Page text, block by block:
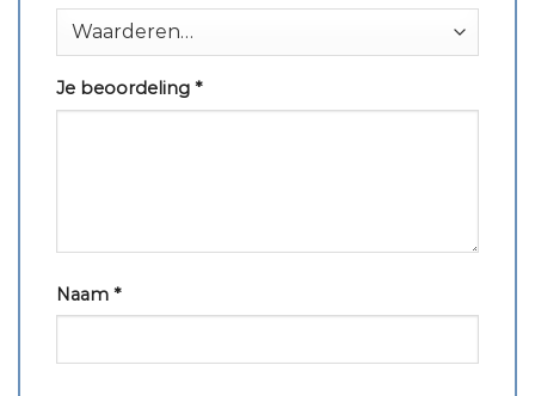
Je beoordeling *
Naam *